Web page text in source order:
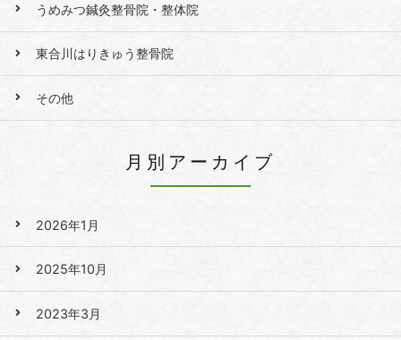
うめみつ鍼灸整骨院・整体院
東合川はりきゅう整骨院
その他
月別アーカイブ
2026年1月
2025年10月
2023年3月